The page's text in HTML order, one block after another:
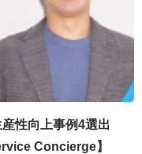
性向上事例4選出
Concierge】